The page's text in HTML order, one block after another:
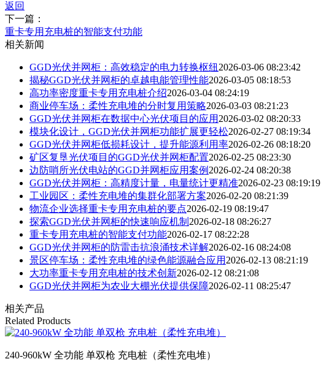
返回
下一篇：
重卡专用充电桩的智能支付功能
相关新闻
GGD光伏并网柜：高效稳定的电力转换枢纽 2026-03-06 08:23:42
揭秘GGD光伏并网柜的卓越电能管理性能2026-03-05 08:18:53
高功率密度重卡专用充电桩介绍2026-03-04 08:24:19
商业停车场：柔性充电堆的分时复用策略2026-03-03 08:21:23
GGD光伏并网柜在数据中心光伏项目的应用 2026-03-02 08:20:33
模块化设计，GGD光伏并网柜功能扩展更轻松2026-02-27 08:19:34
GGD光伏并网柜低损耗设计，提升能源利用率2026-02-26 08:18:20
矿区复垦光伏项目的GGD光伏并网柜配置2026-02-25 08:23:30
边防哨所光伏电站的GGD并网柜应用案例 2026-02-24 08:20:38
GGD光伏并网柜：高精度计量，电量统计更精准2026-02-23 08:19:19
工业园区：柔性充电堆的集群化部署方案2026-02-20 08:21:39
物流企业选择重卡专用充电桩的要点2026-02-19 08:19:47
探索GGD光伏并网柜的快速响应机制 2026-02-18 08:26:27
重卡专用充电桩的智能支付功能2026-02-17 08:22:28
GGD光伏并网柜的防雷击抗浪涌技术详解2026-02-16 08:24:08
景区停车场：柔性充电堆的绿色能源融合应用 2026-02-13 08:21:19
大功率重卡专用充电桩的技术创新2026-02-12 08:21:08
GGD光伏并网柜为农业大棚光伏提供保障2026-02-11 08:25:47
相关产品
Related Products
240-960kW 全功能 单双枪 充电桩（柔性充电堆）